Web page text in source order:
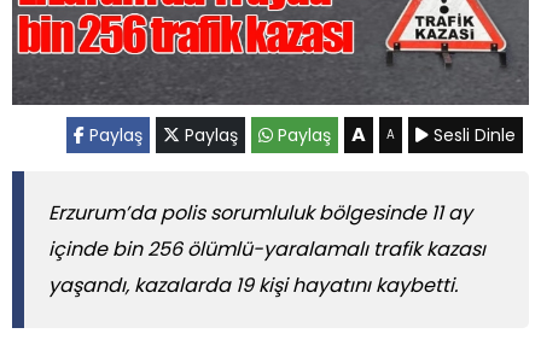
Paylaş Paylaş Paylaş A A Sesli Dinle
Erzurum’da polis sorumluluk bölgesinde 11 ay
içinde bin 256 ölümlü-yaralamalı trafik kazası
yaşandı, kazalarda 19 kişi hayatını kaybetti.